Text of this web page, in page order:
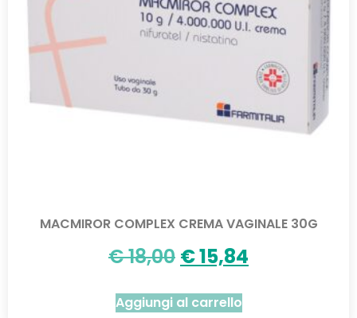
MACMIROR COMPLEX CREMA VAGINALE 30G
€18,00 €15,84
Aggiungi al carrello